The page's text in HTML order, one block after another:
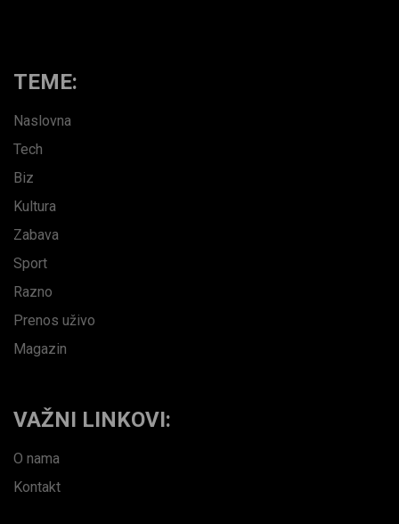
TEME:
Naslovna
Tech
Biz
Kultura
Zabava
Sport
Razno
Prenos uživo
Magazin
VAŽNI LINKOVI:
O nama
Kontakt